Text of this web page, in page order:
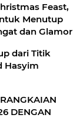
Feast,
Menutup
dan Glamor
dari Titik
Hasyim
DENGAN